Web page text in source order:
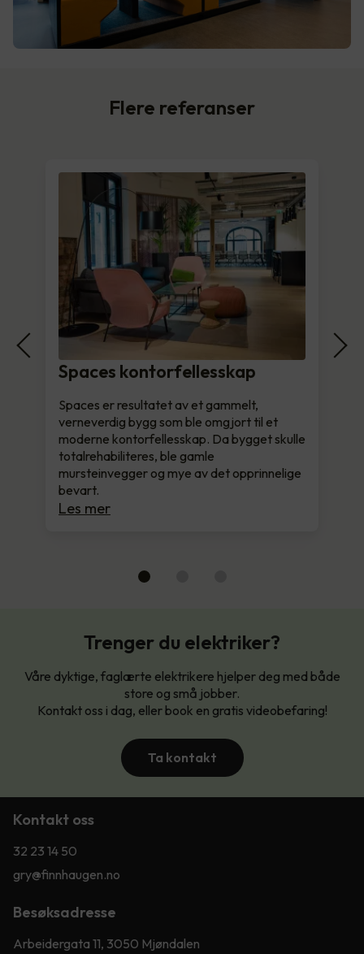
Flere referanser
Spaces kontorfellesskap
Spaces er resultatet av et gammelt,
verneverdig bygg som ble omgjort til et
moderne kontorfellesskap. Da bygget skulle
totalrehabiliteres, ble gamle
mursteinvegger og mye av det opprinnelige
bevart.
Les mer
Trenger du elektriker?
Våre dyktige, faglærte elektrikere hjelper deg med både
store og små jobber.
Kontakt oss i dag, eller book en gratis videobefaring!
Ta kontakt
Kontakt oss
32 23 14 50
gry@finnhaugen.no
Besøksadresse
Arbeidergata 11, 3050 Mjøndalen